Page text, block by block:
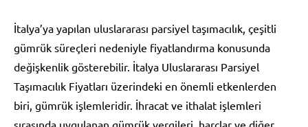
İtalya’ya yapılan uluslararası parsiyel taşımacılık, çeşitli
gümrük süreçleri nedeniyle fiyatlandırma konusunda
değişkenlik gösterebilir. İtalya Uluslararası Parsiyel
Taşımacılık Fiyatları üzerindeki en önemli etkenlerden
biri, gümrük işlemleridir. İhracat ve ithalat işlemleri
sırasında uygulanan gümrük vergileri, harçlar ve diğer